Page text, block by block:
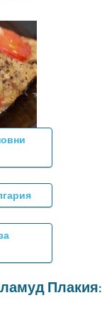
Плакия: